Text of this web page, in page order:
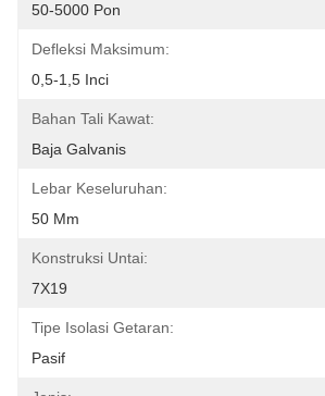
50-5000 Pon
Defleksi Maksimum:
0,5-1,5 Inci
Bahan Tali Kawat:
Baja Galvanis
Lebar Keseluruhan:
50 Mm
Konstruksi Untai:
7X19
Tipe Isolasi Getaran:
Pasif